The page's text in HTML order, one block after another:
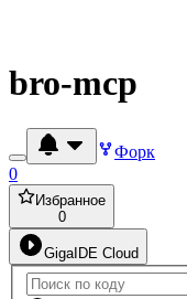
bro-mcp
Форк
0
Избранное
0
GigaIDE Cloud